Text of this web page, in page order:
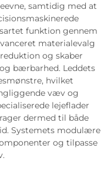
samtidig med at
funktion gennem
materialevalg
og skaber
bærbarhed. Leddets
hvilket
væv og
lejeflader
dermed til både
Systemets modulære
og tilpasse